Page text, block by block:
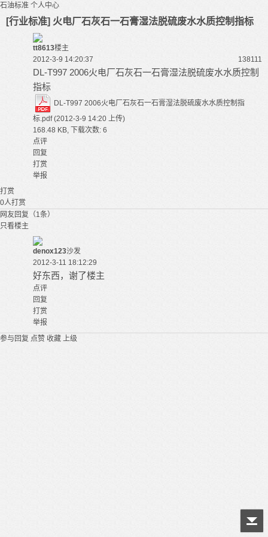
石油标准 个人中心
[行业标准] 火电厂石灰石一石膏湿法脱硫废水水质控制指标
tt8613楼主
2012-3-9 14:20:37
138111
DL-T997 2006火电厂石灰石一石膏湿法脱硫废水水质控制
指标
DL-T997 2006火电厂石灰石一石膏湿法脱硫废水水质控制指
标.pdf (2012-3-9 14:20 上传)
168.48 KB, 下载次数: 6
点评
回复
打赏
举报
打赏
0人打赏
网友回复（1条）
只看楼主
denox123沙发
2012-3-11 18:12:29
好东西，谢了楼主
点评
回复
打赏
举报
参与回复 点赞 收藏 上级